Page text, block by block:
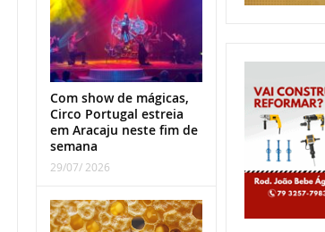
Com show de mágicas,
Circo Portugal estreia
em Aracaju neste fim de
semana
29/07/ 2026